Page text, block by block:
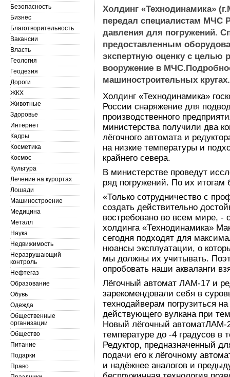
Холдинг «Технодинамика»
передал специалистам МЧС
давления для погружений.
предоставленным
экспертную оценку с целью
вооружение в
машиностроительных кругах.
Холдинг «Технодинамика»
России снаряжение для
производственного
министерства получили два
лёгочного автомата и
на низкие температуры и
крайнего севера.
В министерстве проведут
ряд погружений. По их итогам
«Только сотрудничество с
создать действительно
востребовано во всем мире, -
холдинга «Технодинамика»
сегодня подходят для
нюансы эксплуатации, о
мы должны их учитывать.
опробовать наши акваланги
Лёгочный автомат ЛАМ-17 и
зарекомендовали себя в
технодайверам погрузиться
действующего вулкана при
Новый лёгочный автоматЛАМ-
температуре до -4 градусов в
Редуктор, предназначенный
подачи его к лёгочному
и надёжнее аналогов и
Безопасность
Бизнес
Благотворительность
Вакансии
Власть
Геология
Геодезия
Дороги
ЖКХ
Животные
Здоровье
Интернет
Кадры
Косметика
Космос
Культура
Лечение на курортах
Лошади
Машиностроение
Медицина
Металл
Наука
Недвижимость
Неразрушающий
контроль
Нефтегаз
Образование
Обувь
Одежда
Общественные
организации
Общество
Питание
Подарки
Право